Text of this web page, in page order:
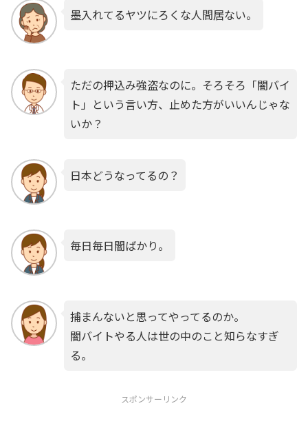
墨入れてるヤツにろくな人間居ない。
ただの押込み強盗なのに。そろそろ「闇バイ
ト」という言い方、止めた方がいいんじゃな
いか？
日本どうなってるの？
毎日毎日闇ばかり。
捕まんないと思ってやってるのか。
闇バイトやる人は世の中のこと知らなすぎ
る。
スポンサーリンク